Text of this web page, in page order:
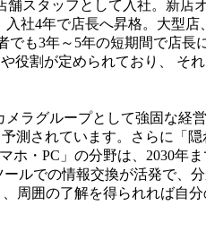
舗スタッフとして入社。新店
入社4年で店長へ昇格。大型
でも3年～5年の短期間で店長
役割が定められており、
そ
メラグループとして強固な経
測されています。さらに「
・PC」の分野は、2030年
ルでの情報交換が活発で、
周囲の了解を得られれば自